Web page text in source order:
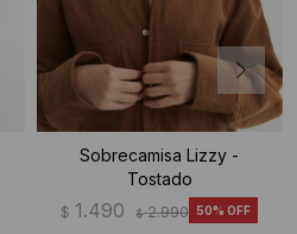
Sobrecamisa Lizzy -
Tostado
$ 1.490 $ 2.990 50